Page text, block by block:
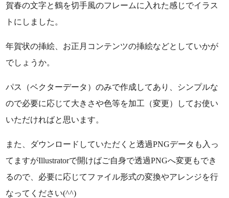
賀春の文字と鶴を切手風のフレームに入れた感じでイラス
トにしました。
年賀状の挿絵、お正月コンテンツの挿絵などとしていかが
でしょうか。
パス（ベクターデータ）のみで作成してあり、シンプルな
ので必要に応じて大きさや色等を加工（変更）してお使い
いただければと思います。
また、ダウンロードしていただくと透過PNGデータも入っ
てますがIllustratorで開けばご自身で透過PNGへ変更もでき
るので、必要に応じてファイル形式の変換やアレンジを行
なってください(^^)